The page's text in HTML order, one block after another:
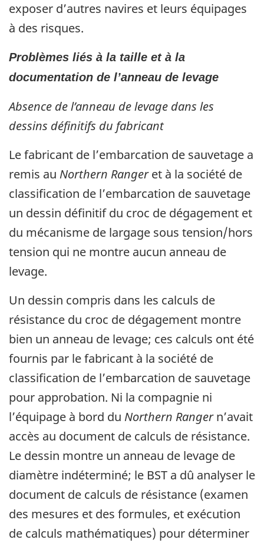
exposer d’autres navires et leurs équipages
à des risques.
Problèmes liés à la taille et à la
documentation de l’anneau de levage
Absence de l’anneau de levage dans les
dessins définitifs du fabricant
Le fabricant de l’embarcation de sauvetage a
remis au Northern Rangeret à la société de
classification de l’embarcation de sauvetage
un dessin définitif du croc de dégagement et
du mécanisme de largage sous tension/hors
tension qui ne montre aucun anneau de
levage.
Un dessin compris dans les calculs de
résistance du croc de dégagement montre
bien un anneau de levage; ces calculs ont été
fournis par le fabricant à la société de
classification de l’embarcation de sauvetage
pour approbation. Ni la compagnie ni
l’équipage à bord du Northern Rangern’avait
accès au document de calculs de résistance.
Le dessin montre un anneau de levage de
diamètre indéterminé; le BST a dû analyser le
document de calculs de résistance (examen
des mesures et des formules, et exécution
de calculs mathématiques) pour déterminer